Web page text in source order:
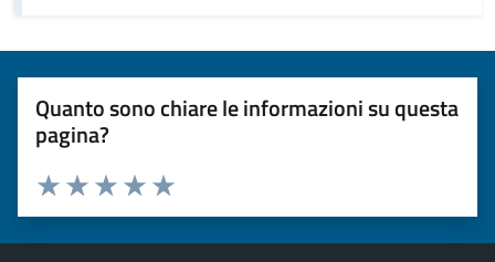
Quanto sono chiare le informazioni su questa
pagina?
Valuta da 1 a 5 stelle la pagina
Valuta 5 stelle su 5
Valuta 4 stelle su 5
Valuta 3 stelle su 5
Valuta 2 stelle su 5
Valuta 1 stelle su 5